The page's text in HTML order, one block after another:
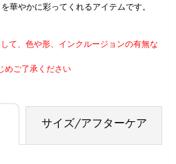
華やかに彩ってくれるアイテムです。
て、色や形、インクルージョンの有無な
めご了承ください
サイズ/アフターケア